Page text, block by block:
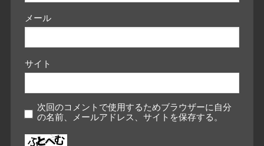
メール
サイト
次回のコメントで使用するためブラウザーに自分
の名前、メールアドレス、サイトを保存する。